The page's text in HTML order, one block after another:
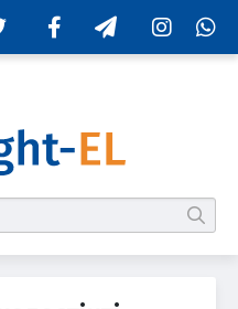
FacebookTelegramInstagram
табу